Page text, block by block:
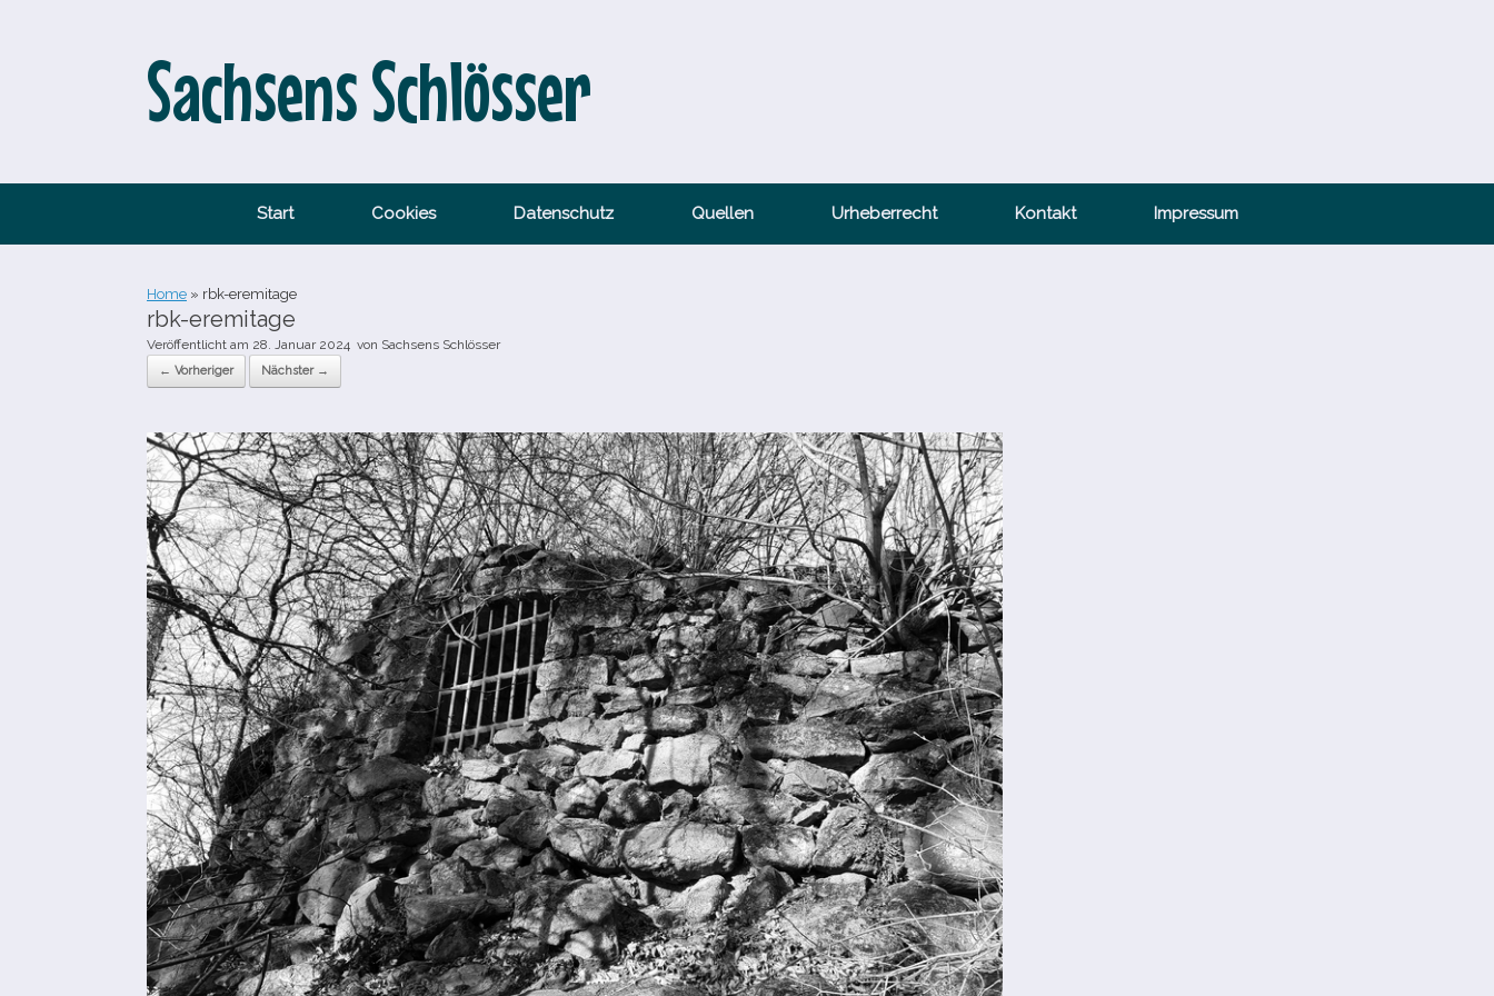
Sachsens Schlösser
Start Cookies Datenschutz Quellen Urheberrecht Kontakt Impressum
Home » rbk-​eremitage
rbk-​eremitage
Veröffentlicht am 28. Januar 2024 von Sachsens Schlösser
← Vorheriger Nächster →